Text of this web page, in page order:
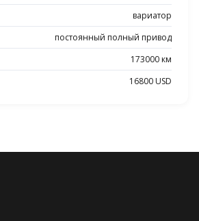
вариатор
постоянный полный привод
173000 км
16800 USD